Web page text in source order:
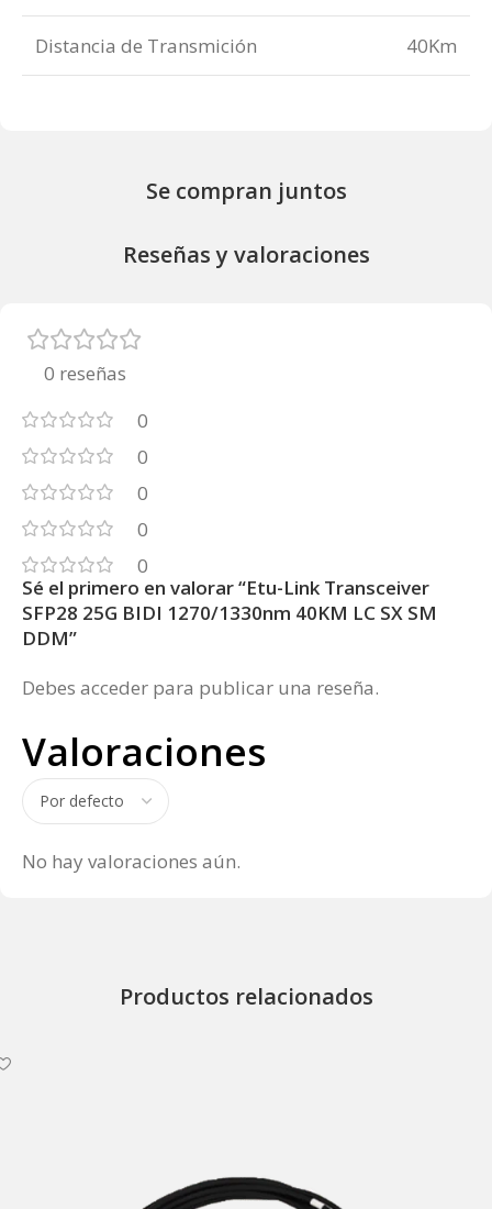
Distancia de Transmición 40Km
Se compran juntos
Reseñas y valoraciones
0 reseñas
0
0
0
0
0
Valoraciones
No hay valoraciones aún.
Sé el primero en valorar “Etu-Link Transceiver
SFP28 25G BIDI 1270/1330nm 40KM LC SX SM
DDM”
Debes acceder para publicar una reseña.
Productos relacionados